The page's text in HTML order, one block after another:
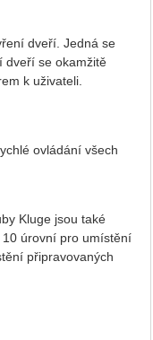
dveří. Jedná se
dveří se okamžitě
k uživateli.
ovládání všech
Kluge jsou také
úrovní pro umístění
připravovaných